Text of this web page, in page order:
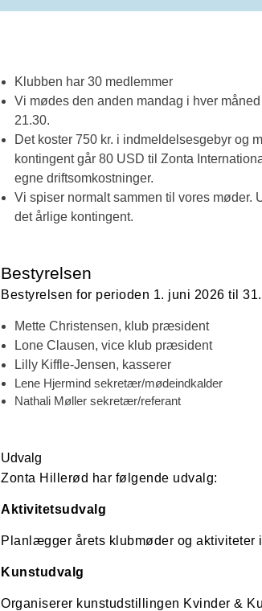
Klubben har 30 medlemmer
Vi mødes den anden mandag i hver
21.30.
Det koster 750 kr. i indmeldelsesgebyr og
kontingent går 80 USD til Zonta
egne driftsomkostninger.
Vi spiser normalt sammen til vores
det årlige kontingent.
Bestyrelsen
Bestyrelsen for perioden 1. juni 2026 til
Mette Christensen, klub præsident
Lone Clausen, vice klub præsident
Lilly Kiffle-Jensen, kasserer
Lene Hjermind sekretær/mødeindkalder
Nathali Møller sekretær/referant
Udvalg
Zonta Hillerød har følgende udvalg:
Aktivitetsudvalg
Planlægger årets klubmøder og aktiviteter
Kunstudvalg
Organiserer kunstudstillingen Kvinder &